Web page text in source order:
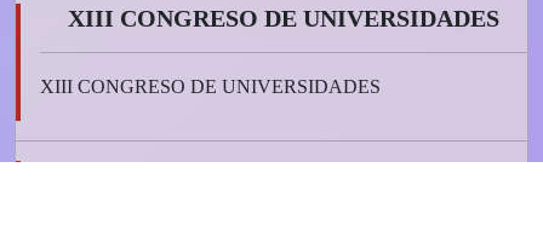
XIII CONGRESO DE UNIVERSIDADES
XIII CONGRESO DE UNIVERSIDADES